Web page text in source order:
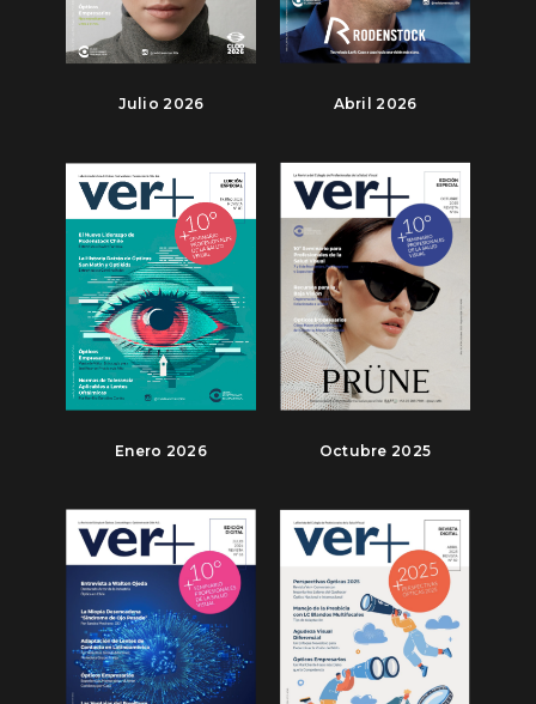
Julio 2026 Abril 2026
Enero 2026 Octubre 2025